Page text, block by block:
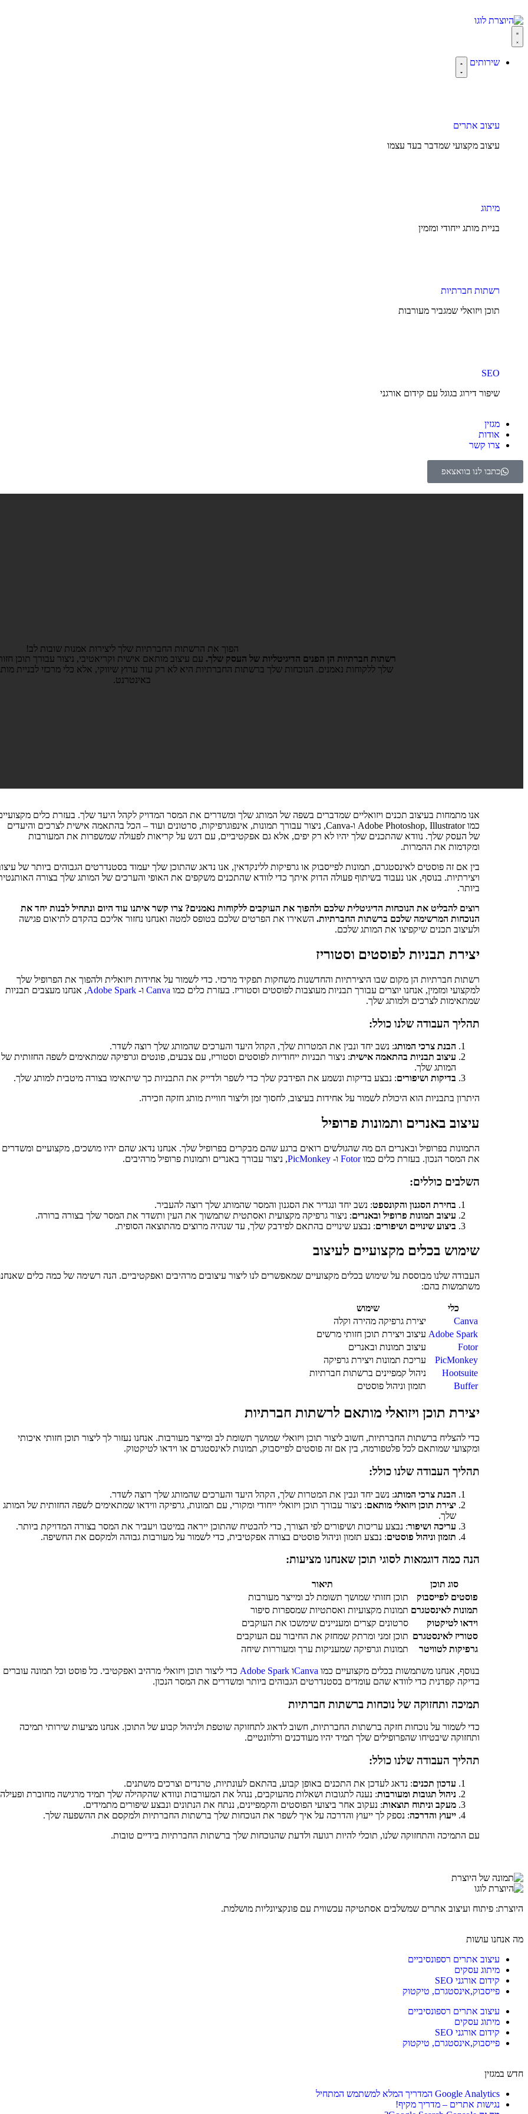
שירותים
עיצוב אתרים
עיצוב מקצועי שמדבר בעד עצמו
מיתוג
בניית מותג ייחודי ומזמין
רשתות חברתיות
תוכן ויזואלי שמגביר מעורבות
SEO
שיפור דירוג בגוגל עם קידום אורגני
מגזין
אודות
צרו קשר
כתבו לנו בוואצאפ
הפוך את הרשתות החברתיות שלך ליצירות אמנות שובות לב!
רשתות חברתיות הן הפנים הדיגיטליות של העסק שלך. עם עיצוב מותאם אישית וקריאטיבי, ניצור עבורך תוכן
שלך ללקוחות נאמנים. הנוכחות שלך ברשתות החברתיות היא לא רק עוד ערוץ שיווקי, אלא כלי מרכזי לבניית
באינטרנט.
אנו מתמחות בעיצוב תכנים ויזואליים שמדברים בשפה של המותג שלך ומשדרים את המסר המדויק לקהל היעד שלך. בעזרת כלים
כמו Adobe Photoshop, Illustrator ו-Canva, ניצור עבורך תמונות, אינפוגרפיקות, סרטונים ועוד – הכל בהתאמה אישית לצרכים והיעדים
של העסק שלך. נוודא שהתכנים שלך יהיו לא רק יפים, אלא גם אפקטיביים, עם דגש על קריאות לפעולה שמשפרות את המעורבות
ומקדמות את ההמרות.
בין אם זה פוסטים לאינסטגרם, תמונות לפייסבוק או גרפיקות ללינקדאין, אנו נדאג שהתוכן שלך יעמוד בסטנדרטים הגבוהים ביותר של
ויצירתיות. בנוסף, אנו נעבוד בשיתוף פעולה הדוק איתך כדי לוודא שהתכנים משקפים את האופי והערכים של המותג שלך בצורה
ביותר.
רוצים להבליט את הנוכחות הדיגיטלית שלכם ולהפוך את העוקבים ללקוחות נאמנים? צרו קשר איתנו עוד היום ונתחיל לבנות יחד את
הנוכחות המרשימה שלכם ברשתות החברתיות. השאירו את הפרטים שלכם בטופס למטה ואנחנו נחזור אליכם בהקדם לתיאום פגישה
ולעיצוב תכנים שיקפיצו את המותג שלכם.
יצירת תבניות לפוסטים וסטוריז
רשתות חברתיות הן מקום שבו היצירתיות והחדשנות משחקות תפקיד מרכזי. כדי לשמור על אחידות ויזואלית ולהפוך את הפרופיל שלך
למקצועי ומזמין, אנחנו יוצרים עבורך תבניות מעוצבות לפוסטים וסטוריז. בעזרת כלים כמו Canva ו- Adobe Spark, אנחנו מעצבים תבניות
שמתאימות לצרכים ולמותג שלך.
תהליך העבודה שלנו כולל:
הבנת צרכי המותג: נשב יחד ונבין את המטרות שלך, הקהל היעד והערכים שהמותג שלך רוצה לשדר.
עיצוב תבניות בהתאמה אישית: ניצור תבניות ייחודיות לפוסטים וסטוריז, עם צבעים, פונטים וגרפיקה שמתאימים לשפה החזותית של
המותג שלך.
בדיקות ושיפורים: נבצע בדיקות ונשמע את הפידבק שלך כדי לשפר ולדייק את התבניות כך שיתאימו בצורה מיטבית למותג שלך.
היתרון בתבניות הוא היכולת לשמור על אחידות בעיצוב, לחסוך זמן וליצור חוויית מותג חזקה וזכירה.
עיצוב באנרים ותמונות פרופיל
התמונות בפרופיל ובאנרים הם מה שהגולשים רואים ברגע שהם מבקרים בפרופיל שלך. אנחנו נדאג שהם יהיו מושכים, מקצועיים ומשדרים
את המסר הנכון. בעזרת כלים כמוFotor ו- PicMonkey, ניצור עבורך באנרים ותמונות פרופיל מרהיבים.
השלבים כוללים:
בחירת הסגנון והקונספט: נשב יחד ונגדיר את הסגנון והמסר שהמותג שלך רוצה להעביר.
עיצוב תמונות פרופיל ובאנרים: ניצור גרפיקה מקצועית ואסתטית שתמשוך את העין ותשדר את המסר שלך בצורה ברורה.
ביצוע שינויים ושיפורים: נבצע שינויים בהתאם לפידבק שלך, עד שנהיה מרוצים מהתוצאה הסופית.
שימוש בכלים מקצועיים לעיצוב
העבודה שלנו מבוססת על שימוש בכלים מקצועיים שמאפשרים לנו ליצור עיצובים מרהיבים ואפקטיביים. הנה רשימה של כמה כלים
משתמשות בהם:
כלי
שימוש
Canva
יצירת גרפיקה מהירה וקלה
Adobe Spark עיצוב ויצירת תוכן חזותי מרשים
Fotor
עיצוב תמונות ובאנרים
PicMonkey
עריכת תמונות ויצירת גרפיקה
Hootsuite
ניהול קמפיינים ברשתות חברתיות
Buffer
תזמון וניהול פוסטים
יצירת תוכן ויזואלי מותאם לרשתות חברתיות
כדי להצליח ברשתות החברתיות, חשוב ליצור תוכן ויזואלי שמושך תשומת לב ומייצר מעורבות. אנחנו נעזור לך ליצור תוכן חזותי איכותי
ומקצועי שמותאם לכל פלטפורמה, בין אם זה פוסטים לפייסבוק, תמונות לאינסטגרם או וידאו לטיקטוק.
תהליך העבודה שלנו כולל:
הבנת צרכי המותג: נשב יחד ונבין את המטרות שלך, הקהל היעד והערכים שהמותג שלך רוצה לשדר.
יצירת תוכן ויזואלי מותאם: ניצור עבורך תוכן ויזואלי ייחודי ומקורי, עם תמונות, גרפיקה ווידאו שמתאימים לשפה החזותית של המותג
שלך.
עריכה ושיפור: נבצע עריכות ושיפורים לפי הצורך, כדי להבטיח שהתוכן ייראה במיטבו ויעביר את המסר בצורה המדויקת ביותר.
תזמון וניהול פוסטים: נבצע תזמון וניהול פוסטים בצורה אפקטיבית, כדי לשמור על מעורבות גבוהה ולמקסם את החשיפה.
הנה כמה דוגמאות לסוגי תוכן שאנחנו מציעות:
סוג תוכן
תיאור
פוסטים לפייסבוק
תוכן חזותי שמושך תשומת לב ומייצר מעורבות
תמונות לאינסטגרם תמונות מקצועיות ואסתטיות שמספרות סיפור
וידאו לטיקטוק
סרטונים קצרים ומעניינים שימשכו את העוקבים
סטוריז לאינסטגרם תוכן זמני ומרתק שמחזק את החיבור עם העוקבים
גרפיקות לטוויטר
תמונות וגרפיקה שמעניקות ערך ומעוררות שיחה
בנוסף, אנחנו משתמשות בכלים מקצועיים כמו Canvaו Adobe Spark כדי ליצור תוכן ויזואלי מרהיב ואפקטיבי. כל פוסט וכל תמונה עוברים
בדיקה קפדנית כדי לוודא שהם עומדים בסטנדרטים הגבוהים ביותר ומשדרים את המסר הנכון.
תמיכה ותחזוקה של נוכחות ברשתות חברתיות
כדי לשמור על נוכחות חזקה ברשתות החברתיות, חשוב לדאוג לתחזוקה שוטפת ולניהול קבוע של התוכן. אנחנו מציעות שירותי תמיכה
ותחזוקה שיבטיחו שהפרופילים שלך תמיד יהיו מעודכנים ורלוונטיים.
תהליך העבודה שלנו כולל:
עדכון תכנים: נדאג לעדכן את התכנים באופן קבוע, בהתאם לעונתיות, טרנדים וצרכים משתנים.
ניהול תגובות ומעורבות: נענה לתגובות ושאלות מהעוקבים, ננהל את המעורבות ונוודא שהקהילה שלך תמיד מרגישה מחוברת
מעקב וניתוח תוצאות: נעקוב אחר ביצועי הפוסטים והקמפיינים, ננתח את הנתונים ונבצע שיפורים מתמידים.
ייעוץ והדרכה: נספק לך ייעוץ והדרכה על איך לשפר את הנוכחות שלך ברשתות החברתיות ולמקסם את ההשפעה שלך.
עם התמיכה והתחזוקה שלנו, תוכלי להיות רגועה ולדעת שהנוכחות שלך ברשתות החברתיות בידיים טובות.
היוצרת: פיתוח ועיצוב אתרים שמשלבים אסתטיקה עכשווית עם פונקציונליות מושלמת.
מה אנחנו עושות
עיצוב אתרים רספונסיביים
מיתוג עסקים
קידום אורגני SEO
פייסבוק,אינסטגרם, טיקטוק
עיצוב אתרים רספונסיביים
מיתוג עסקים
קידום אורגני SEO
פייסבוק,אינסטגרם, טיקטוק
חדש במגזין
Google Analytics המדריך המלא למשתמש המתחיל
נגישות אתרים – מדריך מקיף!